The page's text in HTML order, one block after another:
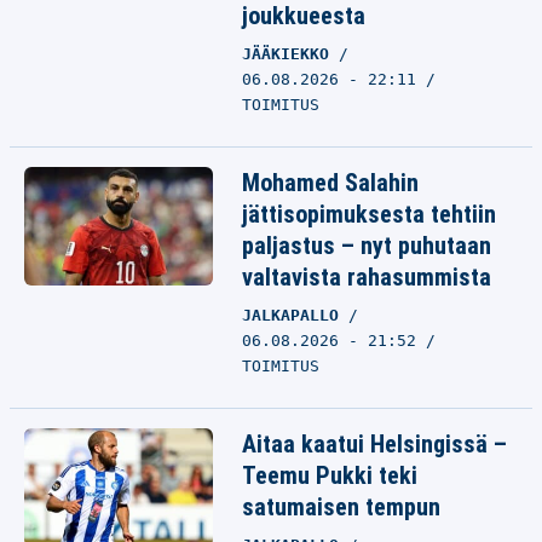
joukkueesta
JÄÄKIEKKO
06.08.2026 - 22:11
TOIMITUS
Mohamed Salahin
jättisopimuksesta tehtiin
paljastus – nyt puhutaan
valtavista rahasummista
JALKAPALLO
06.08.2026 - 21:52
TOIMITUS
Aitaa kaatui Helsingissä –
Teemu Pukki teki
satumaisen tempun